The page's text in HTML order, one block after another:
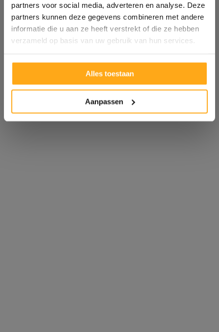
partners voor social media, adverteren en analyse. Deze
partners kunnen deze gegevens combineren met andere
informatie die u aan ze heeft verstrekt of die ze hebben
verzameld op basis van uw gebruik van hun services.
Alles toestaan
Aanpassen